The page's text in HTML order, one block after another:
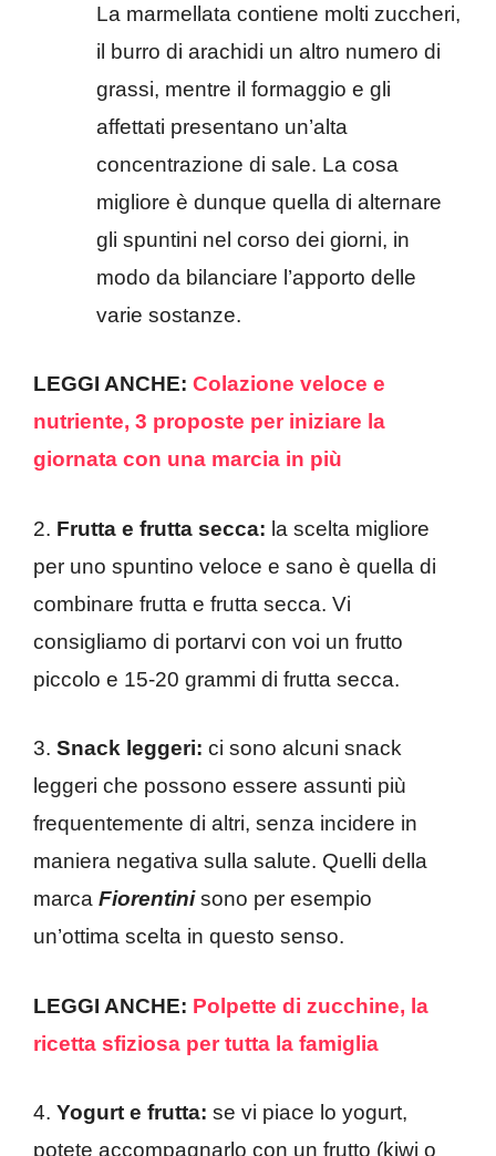
La marmellata contiene molti zuccheri,
il burro di arachidi un altro numero di
grassi, mentre il formaggio e gli
affettati presentano un’alta
concentrazione di sale. La cosa
migliore è dunque quella di alternare
gli spuntini nel corso dei giorni, in
modo da bilanciare l’apporto delle
varie sostanze.
LEGGI ANCHE: Colazione veloce e
nutriente, 3 proposte per iniziare la
giornata con una marcia in più
2. Frutta e frutta secca: la scelta migliore
per uno spuntino veloce e sano è quella di
combinare frutta e frutta secca. Vi
consigliamo di portarvi con voi un frutto
piccolo e 15-20 grammi di frutta secca.
3. Snack leggeri: ci sono alcuni snack
leggeri che possono essere assunti più
frequentemente di altri, senza incidere in
maniera negativa sulla salute. Quelli della
marca Fiorentinisono per esempio
un’ottima scelta in questo senso.
LEGGI ANCHE: Polpette di zucchine, la
ricetta sfiziosa per tutta la famiglia
4. Yogurt e frutta: se vi piace lo yogurt,
potete accompagnarlo con un frutto (kiwi o